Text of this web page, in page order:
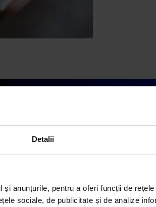
Detalii
anunțurile, pentru a oferi funcții de
sociale, de publicitate și de analize